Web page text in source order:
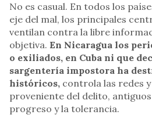
No es casual. En todos los
eje del mal, los principales
ventilan contra la libre
objetiva. En Nicaragua los
o exiliados, en Cuba ni que
sargentería impostora ha
históricos, controla las redes
proveniente del delito,
progreso y la tolerancia.